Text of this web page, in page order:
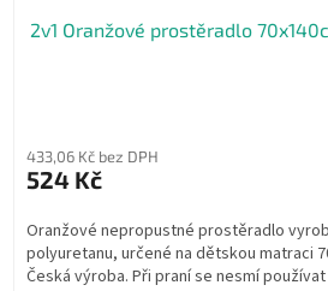
2v1 Oranžové prostěradlo
433,06 Kč bez DPH
524 Kč
Oranžové nepropustné prostěradlo
polyuretanu, určené na dětskou matraci
Česká výroba. Při praní se nesmí používat